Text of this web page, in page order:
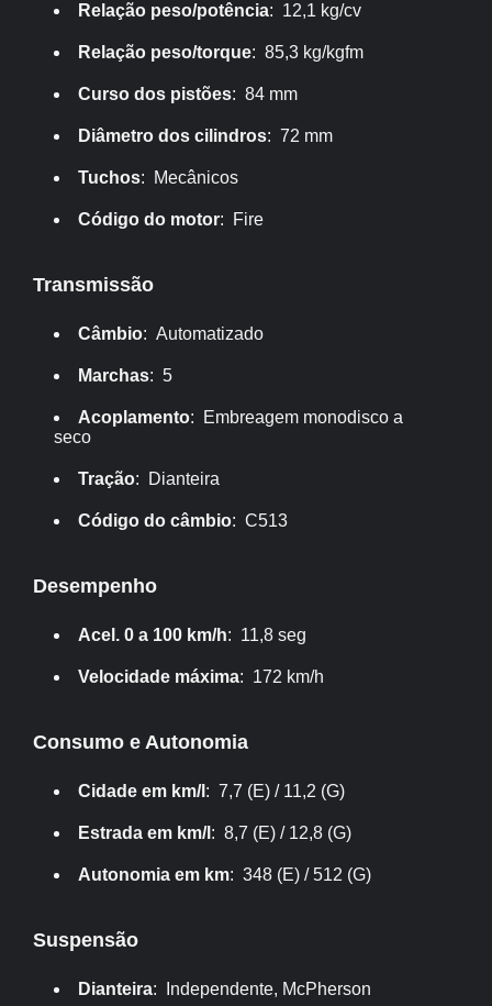
Relação peso/potência: 12,1 kg/cv
Relação peso/torque: 85,3 kg/kgfm
Curso dos pistões: 84 mm
Diâmetro dos cilindros: 72 mm
Tuchos: Mecânicos
Código do motor: Fire
Transmissão
Câmbio: Automatizado
Marchas: 5
Acoplamento: Embreagem monodisco a
seco
Tração: Dianteira
Código do câmbio: C513
Desempenho
Acel. 0 a 100 km/h: 11,8 seg
Velocidade máxima: 172 km/h
Consumo e Autonomia
Cidade em km/l : 7,7 (E) / 11,2 (G)
Estrada em km/l : 8,7 (E) / 12,8 (G)
Autonomia em km: 348 (E) / 512 (G)
Suspensão
Dianteira: Independente, McPherson